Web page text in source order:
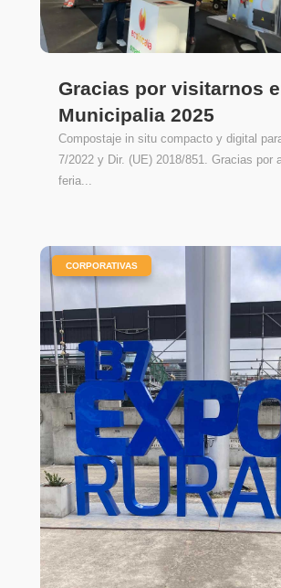
Gracias por visitarnos
Municipalia 2025
Compostaje in situ compacto y digital
7/2022 y Dir. (UE) 2018/851. Gracias por
feria...
CORPORATIVAS